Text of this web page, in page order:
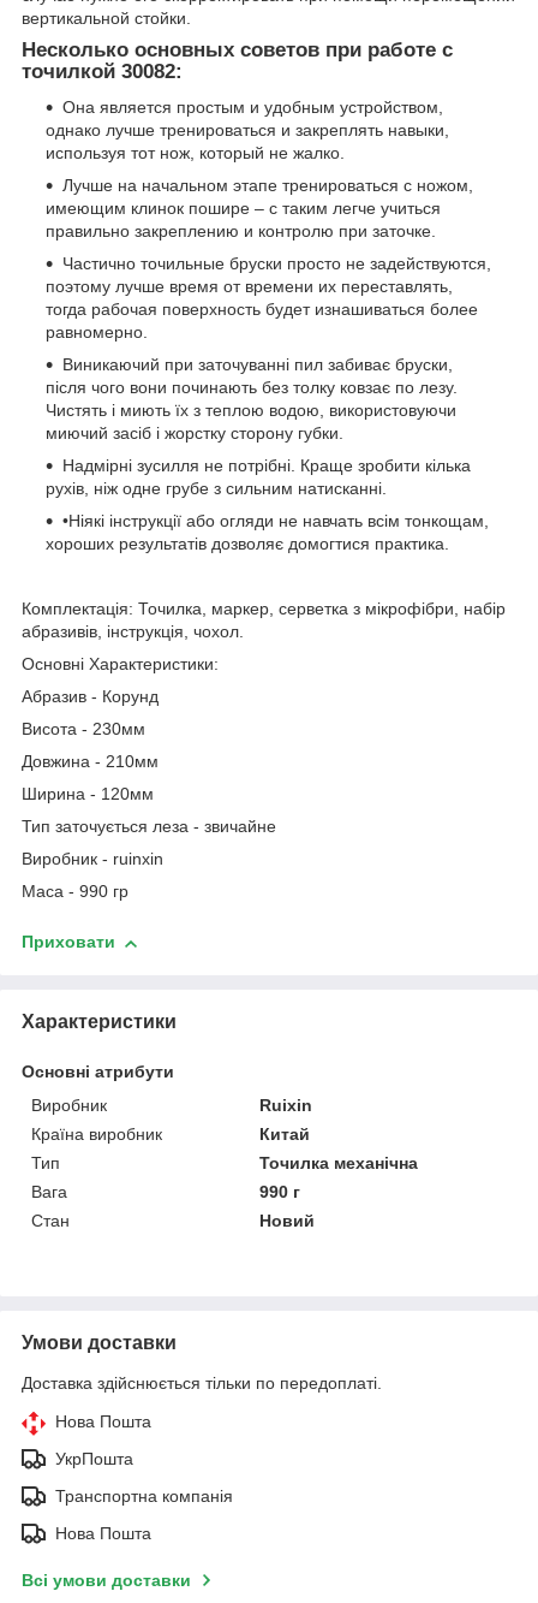
вертикальной стойки.
Несколько основных советов при работе с
точилкой 30082:
Она является простым и удобным устройством,
однако лучше тренироваться и закреплять навыки,
используя тот нож, который не жалко.
Лучше на начальном этапе тренироваться с ножом,
имеющим клинок пошире – с таким легче учиться
правильно закреплению и контролю при заточке.
Частично точильные бруски просто не задействуются,
поэтому лучше время от времени их переставлять,
тогда рабочая поверхность будет изнашиваться более
равномерно.
Виникаючий при заточуванні пил забиває бруски,
після чого вони починають без толку ковзає по лезу.
Чистять і миють їх з теплою водою, використовуючи
миючий засіб і жорстку сторону губки.
Надмірні зусилля не потрібні. Краще зробити кілька
рухів, ніж одне грубе з сильним натисканні.
•Ніякі інструкції або огляди не навчать всім тонкощам,
хороших результатів дозволяє домогтися практика.
Комплектація: Точилка, маркер, серветка з мікрофібри, набір
абразивів, інструкція, чохол.
Основні Характеристики:
Абразив - Корунд
Висота - 230мм
Довжина - 210мм
Ширина - 120мм
Тип заточується леза - звичайне
Виробник - ruinxin
Маса - 990 гр
Приховати
Характеристики
Основні атрибути
Виробник
Ruixin
Країна виробник
Китай
Тип
Точилка механічна
Вага
990 г
Стан
Новий
Умови доставки
Доставка здійснюється тільки по передоплаті.
Нова Пошта
УкрПошта
Транспортна компанія
Нова Пошта
Всі умови доставки